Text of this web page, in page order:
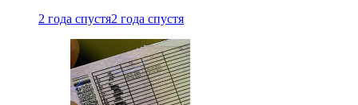
2 года спустя2 года спустя